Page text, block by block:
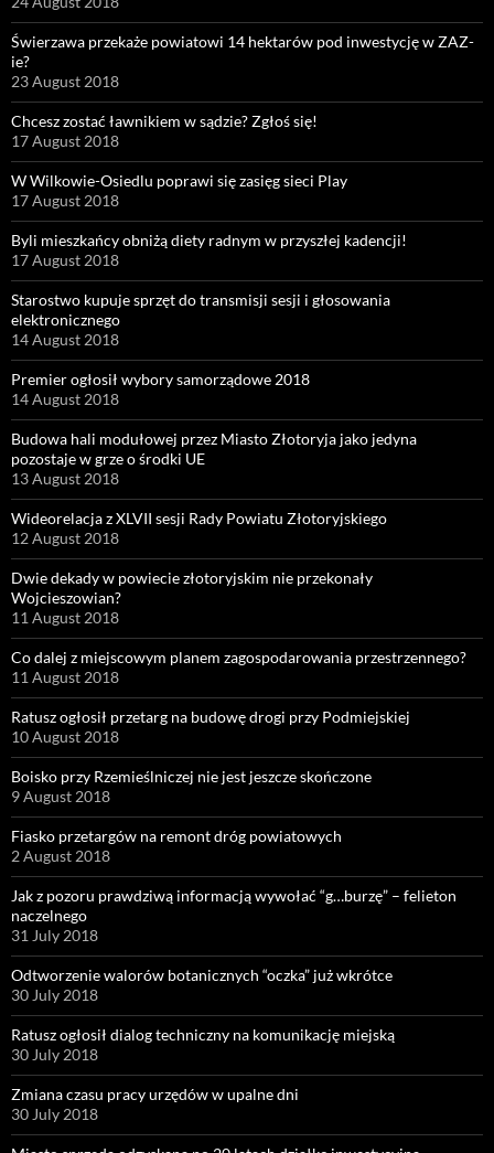
Świerzawa przekaże powiatowi 14 hektarów pod inwestycję w ZAZ-
ie?
23 August 2018
Chcesz zostać ławnikiem w sądzie? Zgłoś się!
17 August 2018
W Wilkowie-Osiedlu poprawi się zasięg sieci Play
17 August 2018
Byli mieszkańcy obniżą diety radnym w przyszłej kadencji!
17 August 2018
Starostwo kupuje sprzęt do transmisji sesji i głosowania
elektronicznego
14 August 2018
Premier ogłosił wybory samorządowe 2018
14 August 2018
Budowa hali modułowej przez Miasto Złotoryja jako jedyna
pozostaje w grze o środki UE
13 August 2018
Wideorelacja z XLVII sesji Rady Powiatu Złotoryjskiego
12 August 2018
Dwie dekady w powiecie złotoryjskim nie przekonały
Wojcieszowian?
11 August 2018
Co dalej z miejscowym planem zagospodarowania przestrzennego?
11 August 2018
Ratusz ogłosił przetarg na budowę drogi przy Podmiejskiej
10 August 2018
Boisko przy Rzemieślniczej nie jest jeszcze skończone
9 August 2018
Fiasko przetargów na remont dróg powiatowych
2 August 2018
Jak z pozoru prawdziwą informacją wywołać “g…burzę” – felieton
naczelnego
31 July 2018
Odtworzenie walorów botanicznych “oczka” już wkrótce
30 July 2018
Ratusz ogłosił dialog techniczny na komunikację miejską
30 July 2018
Zmiana czasu pracy urzędów w upalne dni
30 July 2018